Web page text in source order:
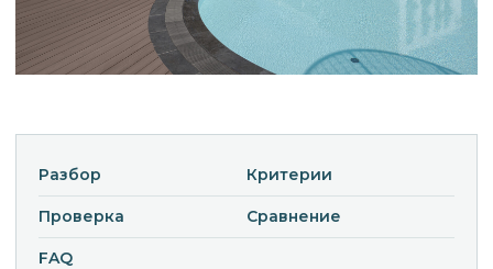
Разбор Критерии
Проверка Сравнение
FAQ